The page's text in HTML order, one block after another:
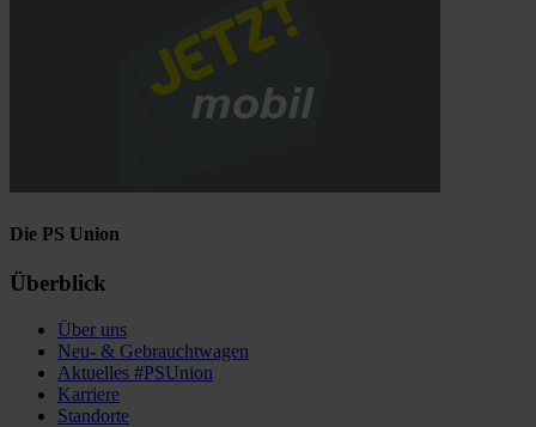
Die PS Union
Überblick
Über uns
Neu- & Gebrauchtwagen
Aktuelles #PSUnion
Karriere
Standorte